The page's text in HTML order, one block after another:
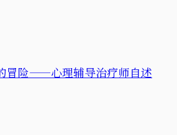
冒险——心理辅导治疗师自述